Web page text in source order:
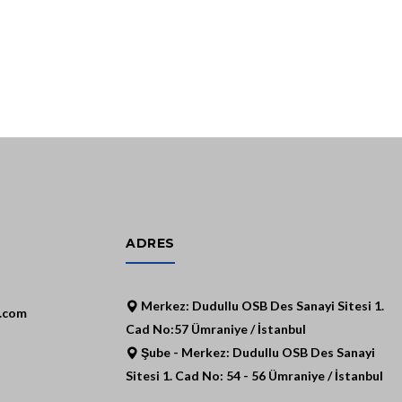
ADRES
Merkez: Dudullu OSB Des Sanayi Sitesi 1.
Cad No:57 Ümraniye / İstanbul
Şube - Merkez: Dudullu OSB Des Sanayi
Sitesi 1. Cad No: 54 - 56 Ümraniye / İstanbul